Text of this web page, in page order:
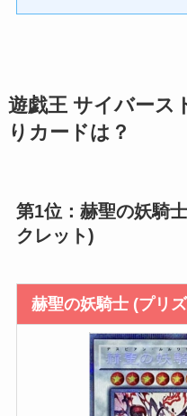
遊戯王 サイバース
りカードは？
第1位：赫聖の妖騎
クレット)
赫聖の妖騎士 (プリ